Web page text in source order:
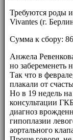
Требуются роды
Vivantes (г.
Сумма к сбору:
Анжела
но забеременеть
Так что в
плакали от
Но в 19 недель
консультации
диагноз
гипоплазии
аортального